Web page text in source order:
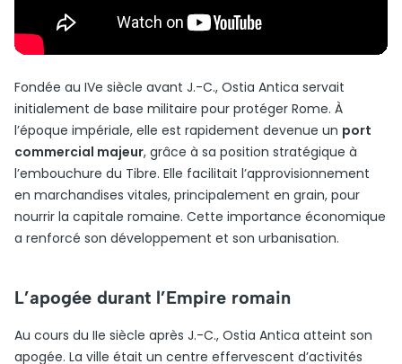
Fondée au IVe siècle avant J.-C., Ostia Antica servait
initialement de base militaire pour protéger Rome. À
l’époque impériale, elle est rapidement devenue un port
commercial majeur, grâce à sa position stratégique à
l’embouchure du Tibre. Elle facilitait l’approvisionnement
en marchandises vitales, principalement en grain, pour
nourrir la capitale romaine. Cette importance économique
a renforcé son développement et son urbanisation.
L’apogée durant l’Empire romain
Au cours du IIe siècle après J.-C., Ostia Antica atteint son
apogée. La ville était un centre effervescent d’activités